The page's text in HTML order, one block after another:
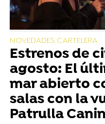
NOVEDADES CARTELERA
Estrenos de
agosto: El
mar abierto
salas con la
Patrulla